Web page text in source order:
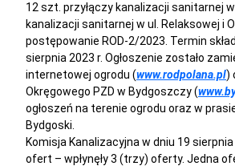
12 szt. przyłączy kanalizacji sanitarnej w
kanalizacji sanitarnej w ul. Relaksowej i
postępowanie ROD-2/2023. Termin
sierpnia 2023 r. Ogłoszenie zostało
internetowej ogrodu (www.rodpolana.pl)
Okręgowego PZD w Bydgoszczy (
ogłoszeń na terenie ogrodu oraz w
Bydgoski.
Komisja Kanalizacyjna w dniu 19
ofert – wpłynęły 3 (trzy) oferty. Jedna